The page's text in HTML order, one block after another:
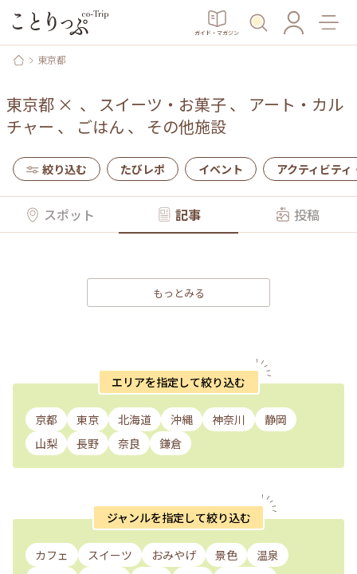
ガイド・マガジン
東京都
東京都 × 、 スイーツ・お菓子、 アート・カル
チャー 、 ごはん 、 その他施設
絞り込む たびレポ イベント アクティビティ
スポット 記事 投稿
もっとみる
エリアを指定して絞り込む
京都 東京 北海道 沖縄 神奈川
静岡
山梨
長野 奈良 鎌倉
ジャンルを指定して絞り込む
カフェ スイーツ おみやげ 景色
温泉